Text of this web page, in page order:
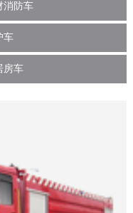
消防车
车
房车